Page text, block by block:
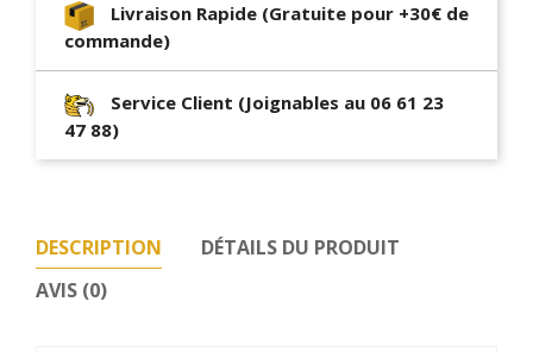
Livraison Rapide (Gratuite pour +30€ de
commande)
Service Client (Joignables au 06 61 23
47 88)
DESCRIPTION
DÉTAILS DU PRODUIT
AVIS (0)